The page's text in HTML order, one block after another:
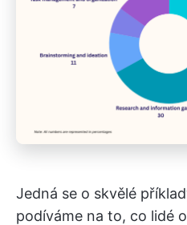
Jedná se o skvělé
podíváme na to, co lidé